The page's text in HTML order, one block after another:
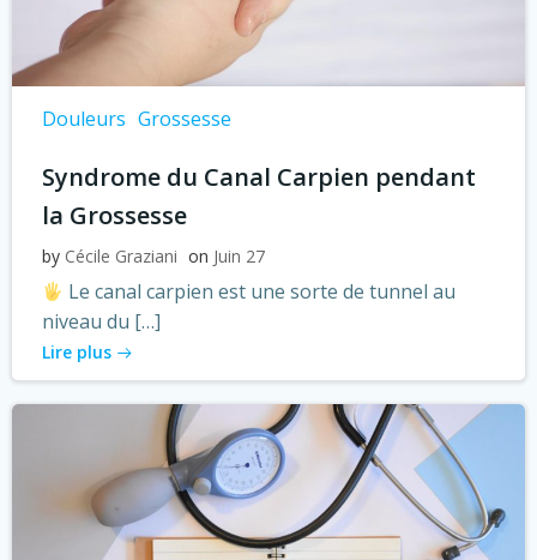
Douleurs Grossesse
Syndrome du Canal Carpien pendant
la Grossesse
by Cécile Graziani on Juin 27
Le canal carpien est une sorte de tunnel au
niveau du […]
Lire plus